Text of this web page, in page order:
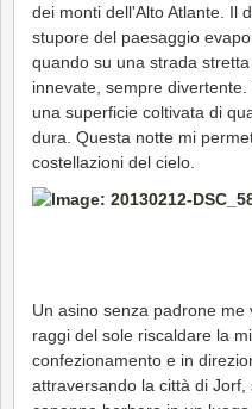
dei monti dell'Alto Atlante. Il
stupore del paesaggio
quando su una strada
innevate, sempre
una superficie coltivata di
dura. Questa notte mi
costellazioni del cielo.
Un asino senza padrone
raggi del sole riscaldare la
confezionamento e in
attraversando la città di